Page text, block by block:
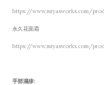
https://www.miyasworks.com/
永久花面霜
https://www.miyasworks.com/
手部濕疹: